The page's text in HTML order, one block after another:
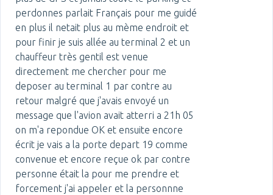
perdonnes parlait Français pour me guidé
en plus il netait plus au mème endroit et
pour finir je suis allée au terminal 2 et un
chauffeur très gentil est venue
directement me chercher pour me
deposer au terminal 1 par contre au
retour malgré que j'avais envoyé un
message que l'avion avait atterri a 21h 05
on m'a repondue OK et ensuite encore
écrit je vais a la porte depart 19 comme
convenue et encore reçue ok par contre
personne était la pour me prendre et
forcement j'ai appeler et la personnne